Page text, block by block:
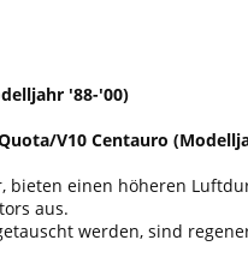
'88-'00)
V10 Centauro
bieten einen höheren
aus.
werden, sind